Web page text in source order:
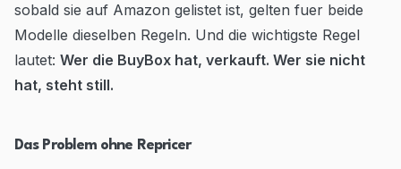
sobald sie auf Amazon gelistet ist, gelten fuer beide
Modelle dieselben Regeln. Und die wichtigste Regel
lautet: Wer die BuyBox hat, verkauft. Wer sie nicht
hat, steht still.
Das Problem ohne Repricer